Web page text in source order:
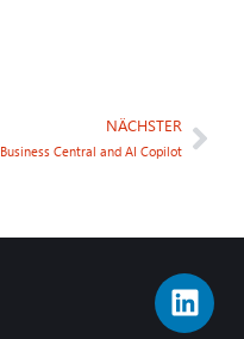
NÄCHSTER
Business Central and AI Copilot